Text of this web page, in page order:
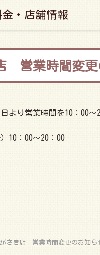
金・店舗情報
営業時間変更
より営業時間を10：00
：00～20：00
がさき店 営業時間変更のお知ら